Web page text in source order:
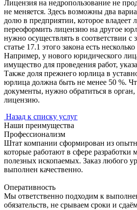
Лицензия на недропользование не
не меняется. Здесь возможны два
долю в предприятии, которое владеет
переоформить лицензию на другое
нужно осуществлять в соответствии с
статье 17.1 этого закона есть
Например, у нового юридического
имущество для проведения работ,
Также доля прежнего юрлица в
юрлица должна быть не менее 50 %.
документы, нужно обратиться в
лицензию.
Назад к списку услуг
Наши преимущества
Профессионализм
Штат компании сформирован из
которые работают в сфере разработки
полезных ископаемых. Заказ любого
выполнен качественно.
Оперативность
Мы ответственно подходим к
обязательств, не срываем сроки и